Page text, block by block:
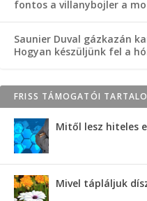
fontos a villanybojler a
Saunier Duval gázkazán
Hogyan készüljünk fel a
FRISS TÁMOGATÓI
Mitől lesz hiteles
Mivel tápláljuk